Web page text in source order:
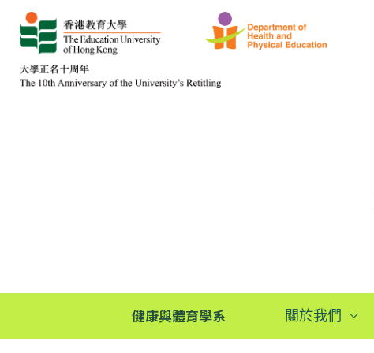
健康與體育學系 關於我們